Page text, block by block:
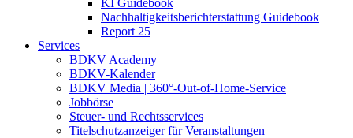
KI Guidebook
Nachhaltigkeitsberichterstattung Guidebook
Report 25
Services
BDKV Academy
BDKV-Kalender
BDKV Media | 360°-Out-of-Home-Service
Jobbörse
Steuer- und Rechtsservices
Titelschutzanzeiger für Veranstaltungen